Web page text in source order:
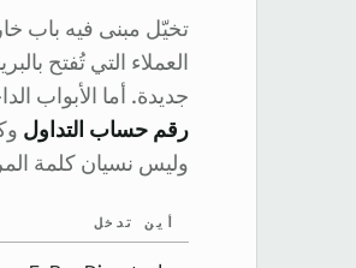
تخيّل مبنى فيه باب
العملاء التي تُفتح
جديدة. أما الأبواب
رقم حساب التداول
وليس نسيان كلمة
أين تدخل